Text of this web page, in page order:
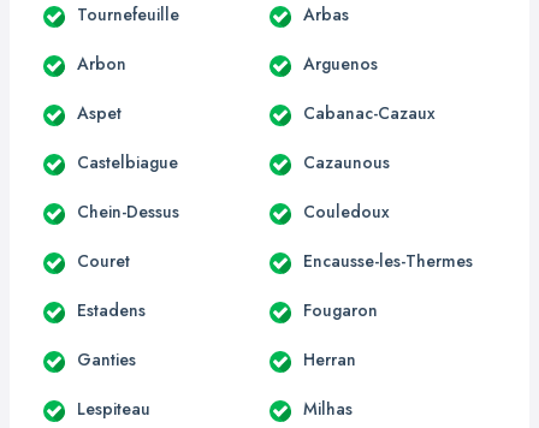
Tournefeuille Arbas
Arbon Arguenos
Aspet Cabanac-Cazaux
Castelbiague Cazaunous
Chein-Dessus Couledoux
Couret Encausse-les-Thermes
Estadens Fougaron
Ganties Herran
Lespiteau Milhas